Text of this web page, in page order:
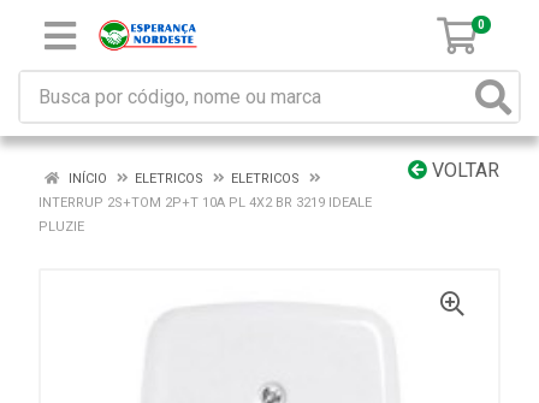
0
VOLTAR
INÍCIO ELETRICOS
ELETRICOS
INTERRUP 2S+TOM 2P+T 10A PL 4X2 BR 3219 IDEALE
PLUZIE